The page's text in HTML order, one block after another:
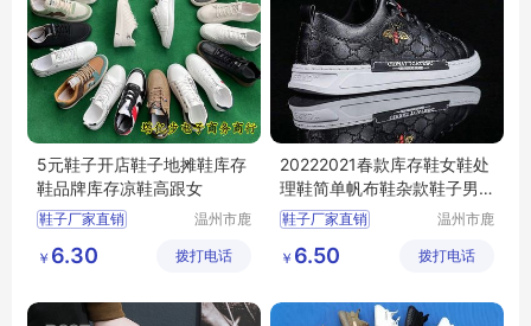
5元鞋子开店鞋子地摊鞋库存
鞋品牌库存凉鞋高跟女
鞋子厂家直销
地摊鞋子批发
底价鞋批发
温州市鹿
步鞋行
￥ 6.30 拨打电话
20222021春款库存鞋女鞋处
理鞋简单帆布鞋杂款鞋子男
潮鞋
鞋子厂家直销
地摊鞋子批发
底价鞋批发
温州市鹿
步鞋行
￥ 6.50 拨打电话